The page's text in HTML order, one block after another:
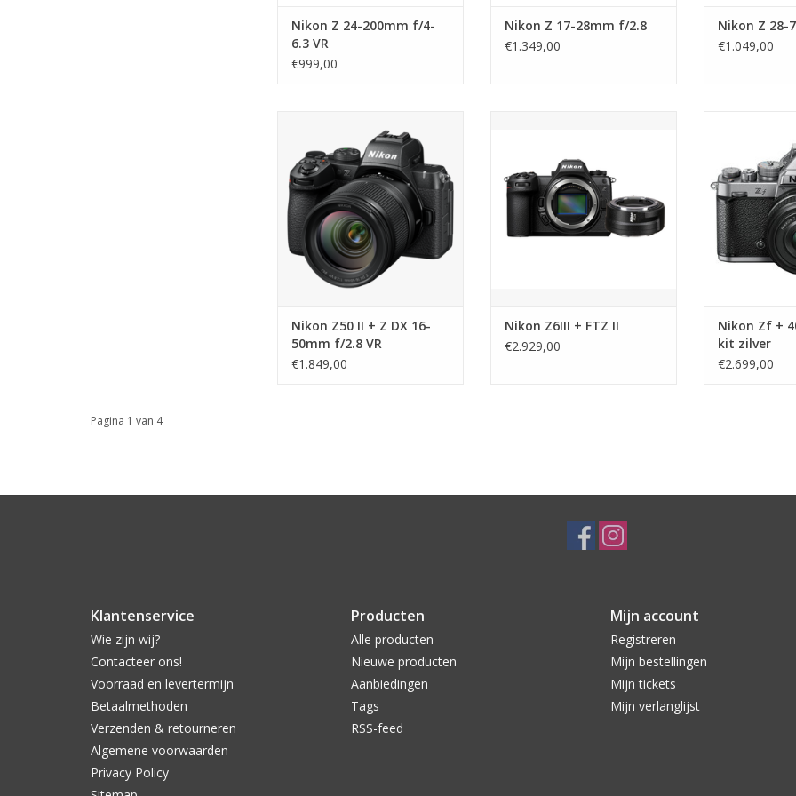
Nikon Z 24-200mm f/4-
6.3 VR
€999,00
Nikon Z 17-28mm f/2.8
€1.349,00
Nikon Z 28-
€1.049,00
f/2.8 VR
TOEVOEGEN AAN WINKELWAGEN
Nikon Z50 II + Z DX 16-
50mm f/2.8 VR
€1.849,00
Nikon Z6III + FTZ II
€2.929,00
TOEVOEGEN
Nikon Zf +
kit zilver
€2.699,00
Pagina 1 van 4
Klantenservice
Wie zijn wij?
Contacteer ons!
Voorraad en levertermijn
Betaalmethoden
Verzenden & retourneren
Algemene voorwaarden
Privacy Policy
Producten
Alle producten
Nieuwe producten
Aanbiedingen
Tags
RSS-feed
Mijn account
Registreren
Mijn bestellingen
Mijn tickets
Mijn verlanglijst